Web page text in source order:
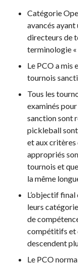
d’assurance
Bulletins d’assurance
Partenaires
Solutions
numériques/
Catégorie
avancés ayant
directeurs de
terminologie «
Le PCO a mis
tournois
Tous les
examinés
sanction sont
pickleball
et aux critères
appropriés
tournois et
la même
L’objectif
leurs
de
compétitifs et
descendent
Le PCO